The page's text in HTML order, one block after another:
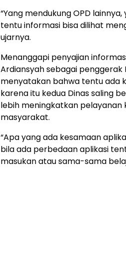
“Yang mendukung OPD
tentu informasi bisa dilihat
ujarnya.
Menanggapi penyajian
Ardiansyah sebagai
menyatakan bahwa tentu ada
karena itu kedua Dinas saling
lebih meningkatkan pelayanan
masyarakat.
“Apa yang ada kesamaan
bila ada perbedaan aplikasi
masukan atau sama-sama